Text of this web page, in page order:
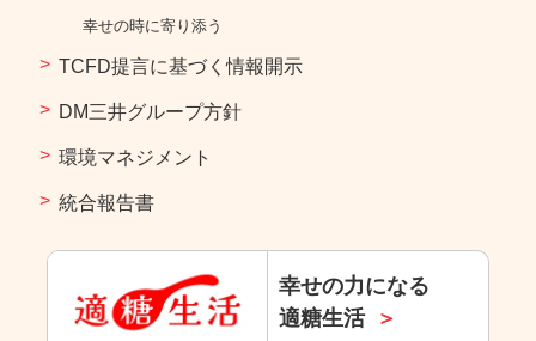
幸せの時に寄り添う​
TCFD提言に基づく情報開示
DM三井グループ方針
環境マネジメント
統合報告書​
幸せの力になる
適糖生活